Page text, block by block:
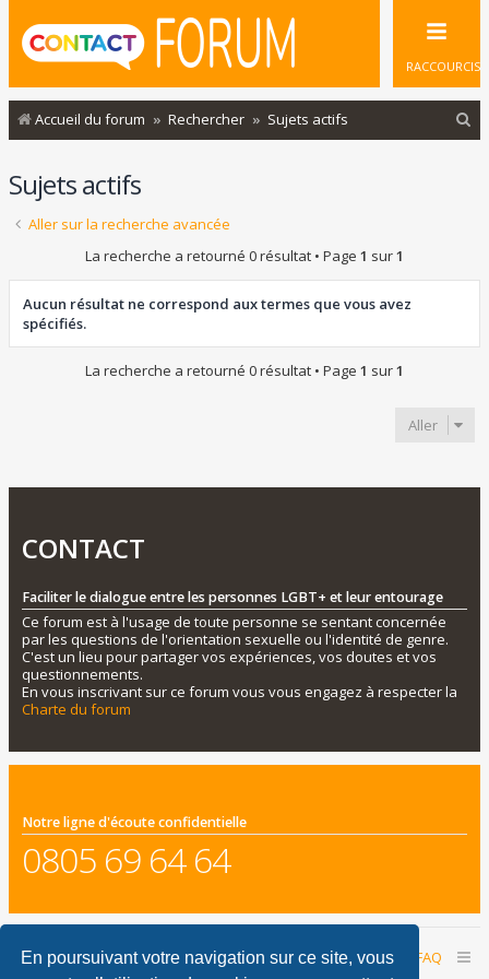
En poursuivant votre navigation sur ce site, vous
RACCOURCIS
Accueil du forum Rechercher Sujets actifs
Sujets actifs
Aller sur la recherche avancée
La recherche a retourné 0 résultat • Page 1 sur1
Aucun résultat ne correspond aux termes que vous avez
spécifiés.
La recherche a retourné 0 résultat • Page 1 sur1
Aller
CONTACT
Faciliter le dialogue entre les personnes LGBT+ et leur entourage
Ce forum est à l'usage de toute personne se sentant concernée
par les questions de l'orientation sexuelle ou l'identité de genre.
C'est un lieu pour partager vos expériences, vos doutes et vos
questionnements.
En vous inscrivant sur ce forum vous vous engagez à respecter la
Charte du forum
Notre ligne d'écoute confidentielle
0805 69 64 64
Accueil du forum FAQ
Nous contacter